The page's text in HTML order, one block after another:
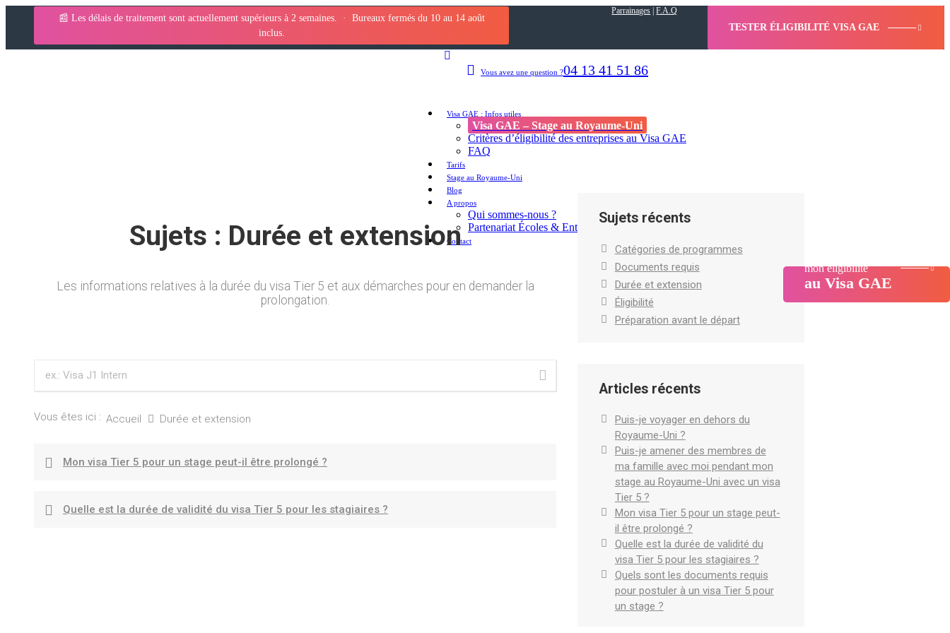
mon éligibilité
au Visa GAE
📰 Les délais de traitement sont actuellement supérieurs à 2 semaines. · Bureaux fermés du 10 au 14 août
inclus.
Parrainages |F.A.Q
TESTER ÉLIGIBILITÉ VISA GAE
Vous avez une question ?04 13 41 51 86
Visa GAE : Infos utiles
Visa GAE – Stage au Royaume-Uni
Critères d’éligibilité des entreprises au Visa GAE
FAQ
Tarifs
Stage au Royaume-Uni
Blog
A propos
Qui sommes-nous ?
Partenariat Écoles & Entreprises
Contact
Sujets : Durée et extension
Les informations relatives à la durée du visa Tier 5 et aux démarches pour en demander la
prolongation.
Vous êtes ici : Accueil Durée et extension
Mon visa Tier 5 pour un stage peut-il être prolongé ?
Quelle est la durée de validité du visa Tier 5 pour les stagiaires ?
Sujets récents
Catégories de programmes
Documents requis
Durée et extension
Éligibilité
Préparation avant le départ
Articles récents
Puis-je voyager en dehors du
Royaume-Uni ?
Puis-je amener des membres de
ma famille avec moi pendant mon
stage au Royaume-Uni avec un visa
Tier 5 ?
Mon visa Tier 5 pour un stage peut-
il être prolongé ?
Quelle est la durée de validité du
visa Tier 5 pour les stagiaires ?
Quels sont les documents requis
pour postuler à un visa Tier 5 pour
un stage ?